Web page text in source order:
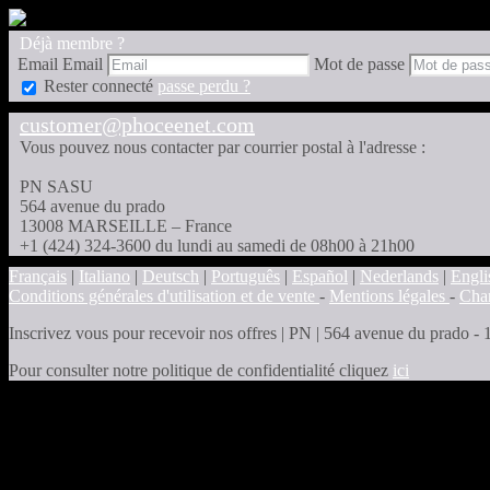
Déjà membre ?
Email Email
Mot de passe
Rester connecté passe perdu ?
customer@phoceenet.com
Vous pouvez nous contacter par courrier postal à l'adresse :
PN SASU
564 avenue du prado
13008 MARSEILLE – France
+1 (424) 324-3600 du lundi au samedi de 08h00 à 21h00
Français | Italiano | Deutsch | Português | Español | Nederlands |
Conditions générales d'utilisation et de vente - Mentions légales -
Inscrivez vous pour recevoir nos offres | PN | 564 avenue du prado
Pour consulter notre politique de confidentialité cliquez ici